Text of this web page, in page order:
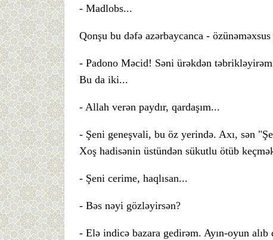
- Madlobs...
Qonşu bu dəfə azərbaycanca -
- Padono Məcid! Səni ürəkdən
Bu da iki...
- Allah verən paydır, qardaşım...
- Şeni geneşvali, bu öz yerində. Axı, sən
Xoş hadisənin üstündən sükutlu ötüb
- Şeni cerime, haqlısan...
- Bəs nəyi gözləyirsən?
- Elə indicə bazara gedirəm. Ayın-oyun alıb